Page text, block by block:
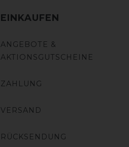
EINKAUFEN
ANGEBOTE &
AKTIONSGUTSCHEINE
ZAHLUNG
VERSAND
RÜCKSENDUNG